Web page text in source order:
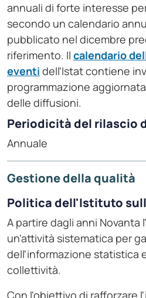
annuali di forte interesse
secondo un calendario
pubblicato nel dicembre
riferimento. Il calendario
eventi dell'Istat contiene
programmazione
delle diffusioni.
Periodicità del rilascio
Annuale
Gestione della qualità
Politica dell'Istituto
A partire dagli anni Novanta
un'attività sistematica per
dell'informazione statistica
collettività.
Con l'obiettivo di rafforzare